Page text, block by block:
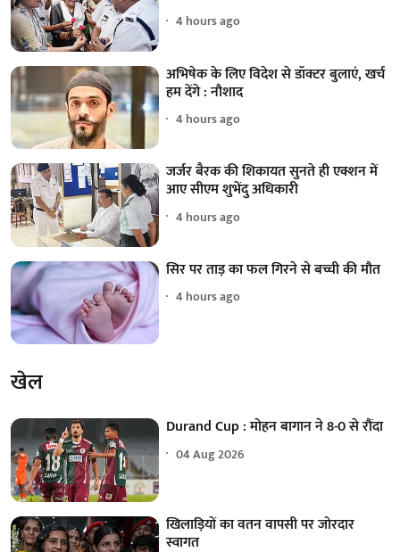
4 hours ago
अभिषेक के लिए विदेश से डॉक्टर बुलाएं, खर्च
हम देंगे : नौशाद
4 hours ago
जर्जर बैरक की शिकायत सुनते ही एक्शन में
आए सीएम शुभेंदु अधिकारी
4 hours ago
सिर पर ताड़ का फल गिरने से बच्ची की मौत
4 hours ago
खेल
Durand Cup : मोहन बागान ने 8-0 से रौंदा
04 Aug 2026
खिलाड़ियों का वतन वापसी पर जोरदार
स्वागत